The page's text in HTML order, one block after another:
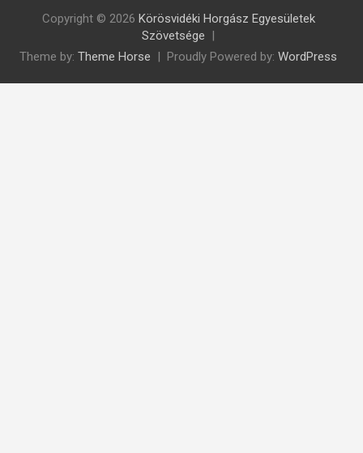
Copyright © 2026 Körösvidéki Horgász Egyesületek
Szövetsége
Theme by: Theme Horse Proudly Powered by: WordPress